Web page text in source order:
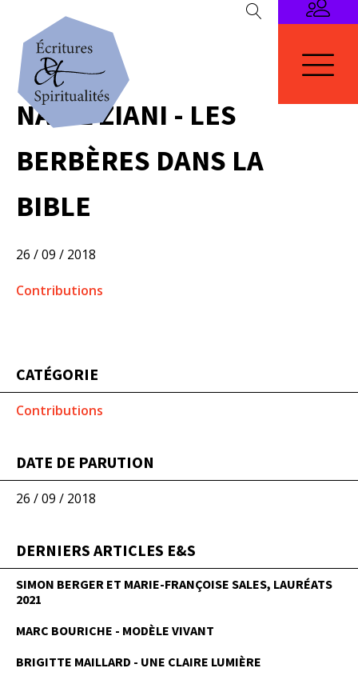
NABIL ZIANI - LES
BERBÈRES DANS LA
BIBLE
26 / 09 / 2018
Contributions
CATÉGORIE
Contributions
DATE DE PARUTION
26 / 09 / 2018
DERNIERS ARTICLES E&S
SIMON BERGER ET MARIE-FRANÇOISE SALES, LAURÉATS
2021
MARC BOURICHE - MODÈLE VIVANT
BRIGITTE MAILLARD - UNE CLAIRE LUMIÈRE